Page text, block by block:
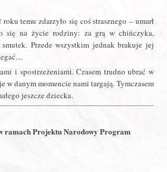
temu zdarzyło się coś strasznego – umarł
się na życie rodziny: za grą w chińczyka,
Przede wszystkim jednak brakuje jej
i spostrzeżeniami. Czasem trudno ubrać w
w danym momencie nami targają. Tymczasem
jeszcze dziecka.
ramach Projektu Narodowy Program